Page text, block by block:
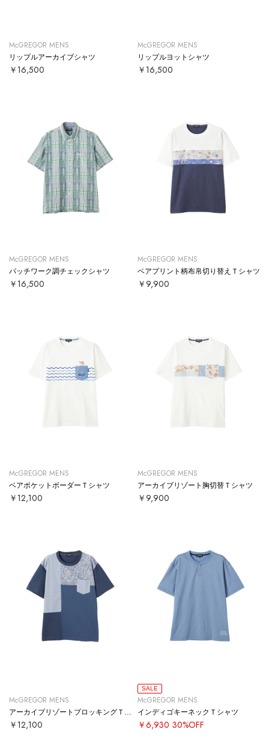
McGREGOR MENS
リップルアーカイブシャツ
￥16,500
McGREGOR MENS
リップルヨットシャツ
￥16,500
McGREGOR MENS
パッチワーク調チェックシャツ
￥16,500
McGREGOR MENS
ベアプリント柄布帛切り替えＴシャツ
￥9,900
McGREGOR MENS
ベアポケットボーダーＴシャツ
￥12,100
McGREGOR MENS
アーカイブリゾート胸切替Ｔシャツ
￥9,900
McGREGOR MENS
￥12,100
SALE
McGREGOR MENS
インディゴキーネックＴシャツ
￥6,930 30%OFF